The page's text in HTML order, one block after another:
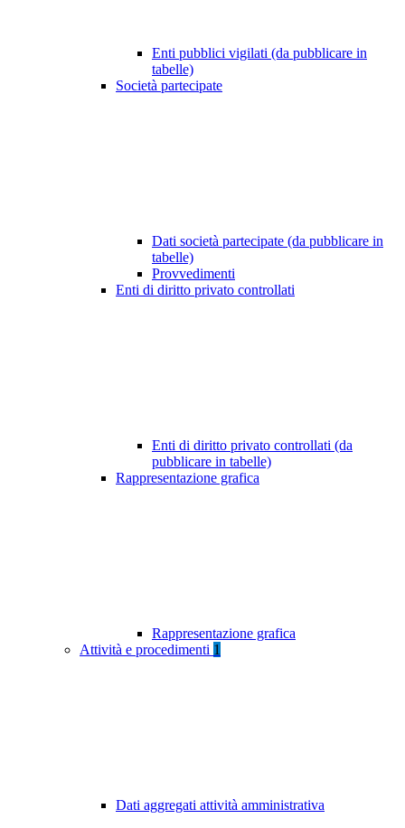
Enti pubblici vigilati (da pubblicare in
tabelle)
Società partecipate
Dati società partecipate (da pubblicare in
tabelle)
Provvedimenti
Enti di diritto privato controllati
Enti di diritto privato controllati (da
pubblicare in tabelle)
Rappresentazione grafica
Rappresentazione grafica
Attività e procedimenti 1
Dati aggregati attività amministrativa